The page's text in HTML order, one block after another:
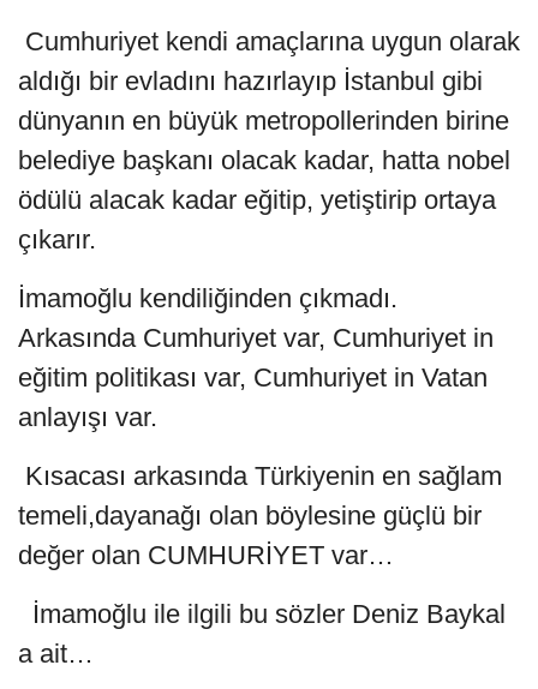
Cumhuriyet kendi amaçlarına uygun olarak
aldığı bir evladını hazırlayıp İstanbul gibi
dünyanın en büyük metropollerinden birine
belediye başkanı olacak kadar, hatta nobel
ödülü alacak kadar eğitip, yetiştirip ortaya
çıkarır.
İmamoğlu kendiliğinden çıkmadı.
Arkasında Cumhuriyet var, Cumhuriyet in
eğitim politikası var, Cumhuriyet in Vatan
anlayışı var.
Kısacası arkasında Türkiyenin en sağlam
temeli,dayanağı olan böylesine güçlü bir
değer olan CUMHURİYET var…
İmamoğlu ile ilgili bu sözler Deniz Baykal
a ait…